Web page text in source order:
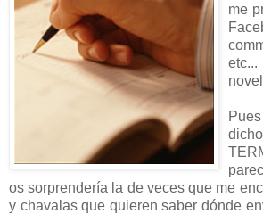
me
os sorprendería la de veces que me
y chavalas que quieren saber dónde